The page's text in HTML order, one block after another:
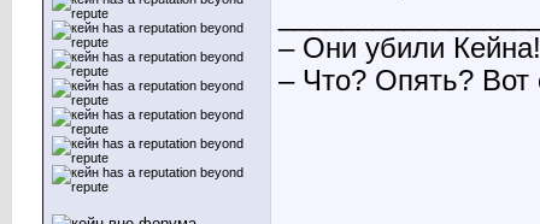
– Они убили Кейна!
– Что? Опять? Вот